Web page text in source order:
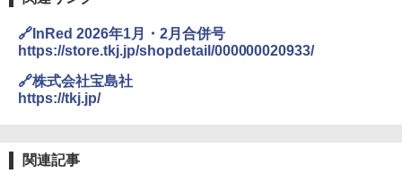
🔗InRed 2026年1月・2月合併号
https://store.tkj.jp/shopdetail/000000020933/
🔗株式会社宝島社
https://tkj.jp/
関連記事